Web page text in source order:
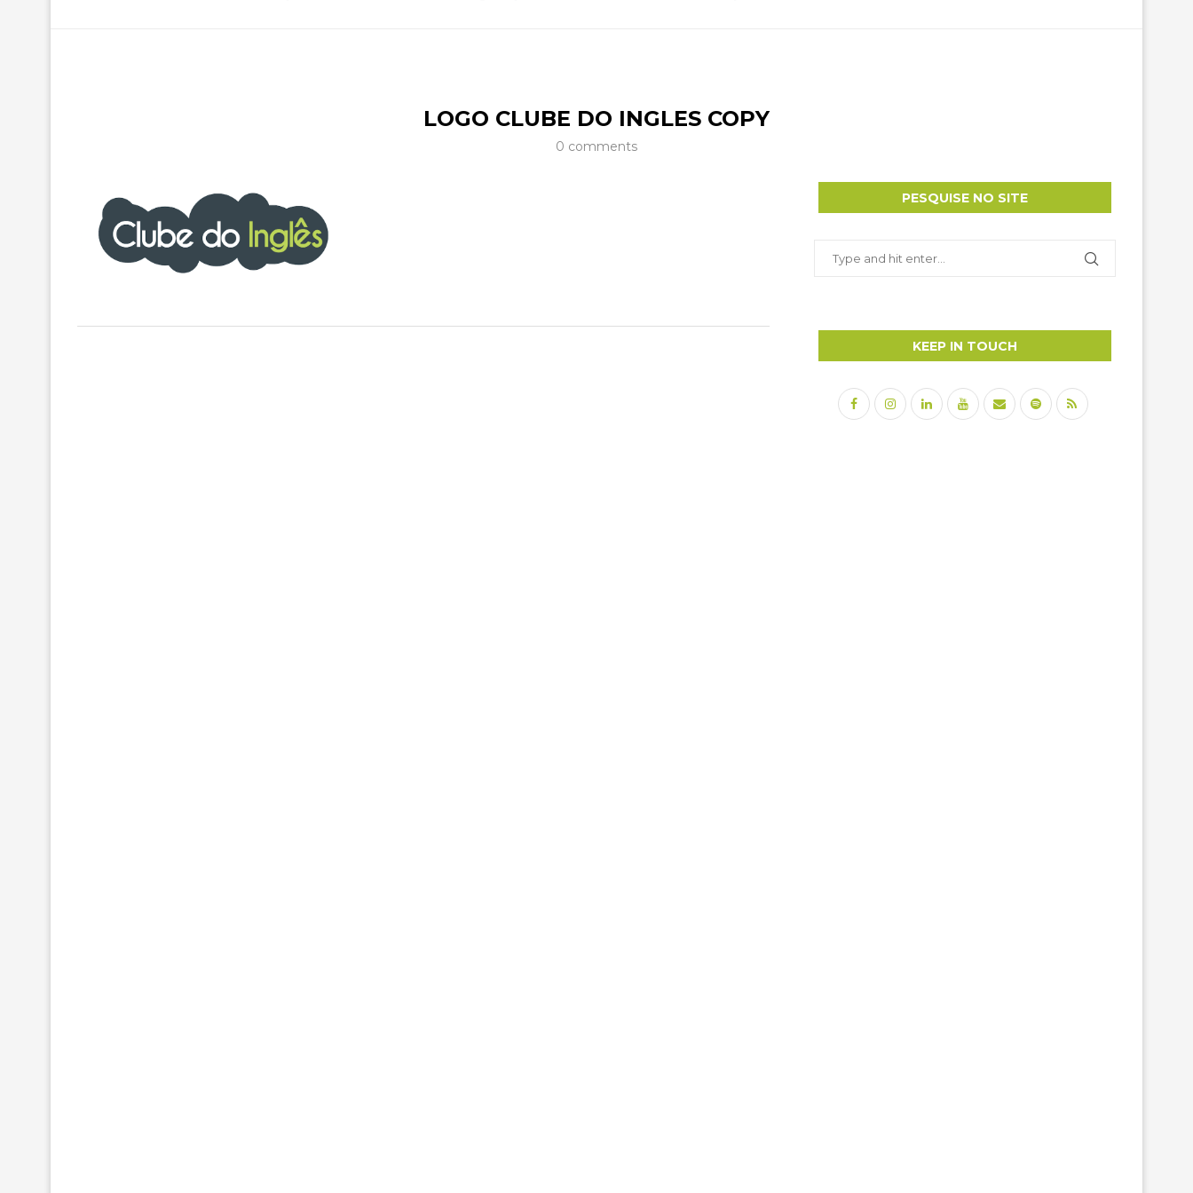
LOGO CLUBE DO INGLES COPY
0 comments
PESQUISE NO SITE
KEEP IN TOUCH